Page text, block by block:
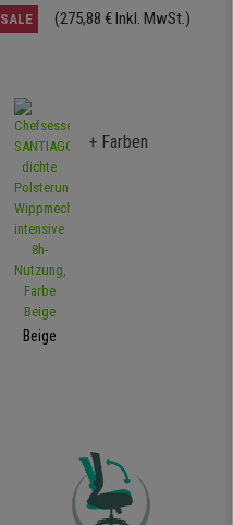
SALE (275,88 € Inkl. MwSt.)
Beige
+ Farben